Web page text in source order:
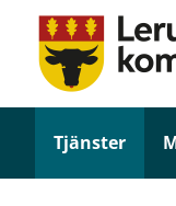
Tjänster